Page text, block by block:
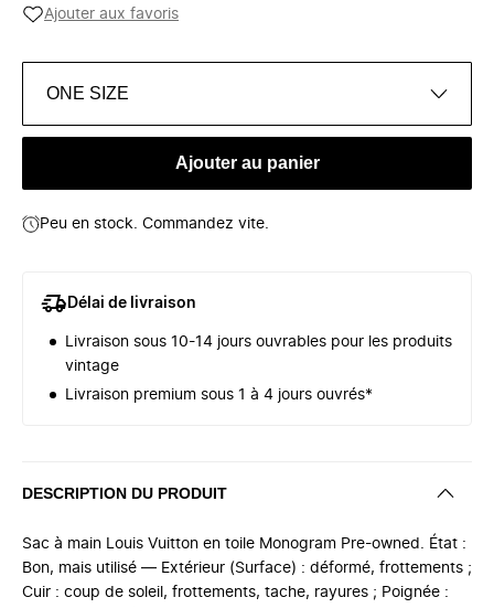
Ajouter aux favoris
ONE SIZE
Ajouter au panier
Peu en stock. Commandez vite.
Délai de livraison
Livraison sous 10-14 jours ouvrables pour les produits
vintage
Livraison premium sous 1 à 4 jours ouvrés*
DESCRIPTION DU PRODUIT
Sac à main Louis Vuitton en toile Monogram Pre-owned. État :
Bon, mais utilisé — Extérieur (Surface) : déformé, frottements ;
Cuir : coup de soleil, frottements, tache, rayures ; Poignée :